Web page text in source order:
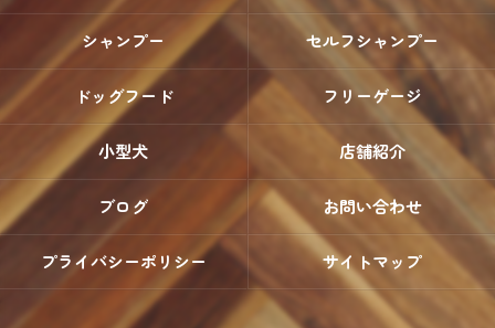
シャンプー セルフシャンプー
ドッグフード フリーゲージ
小型犬 店舗紹介
ブログ お問い合わせ
プライバシーポリシー サイトマップ